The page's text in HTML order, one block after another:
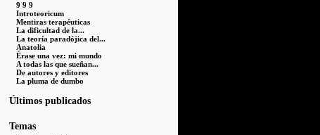
9 9 9
Introteoricum
Mentiras terapéuticas
La dificultad de la...
La teoría paradójica del...
Anatolia
Érase una vez: mi mundo
A todas las que sueñan...
De autores y editores
La pluma de dumbo
Últimos publicados
Temas